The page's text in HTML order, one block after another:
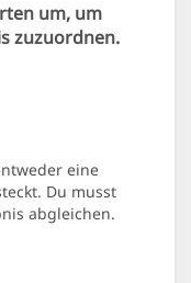
um, um
zuzuordnen.
eine
Du musst
abgleichen.